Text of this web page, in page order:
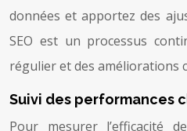
données et apportez des
SEO est un processus
régulier et des améliorations
Suivi des performances
Pour mesurer l’efficacité